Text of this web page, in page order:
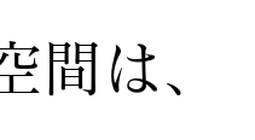
間は、